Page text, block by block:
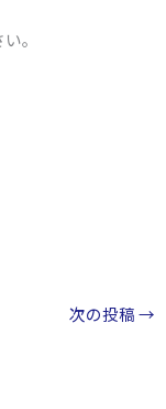
。
次の投稿→